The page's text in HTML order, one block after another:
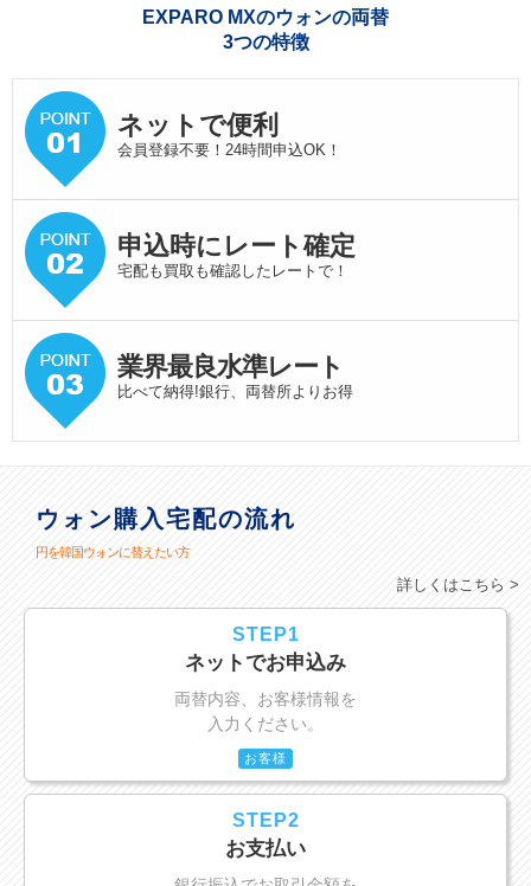
EXPARO MXのウォンの両替
3つの特徴
ネットで便利
会員登録不要！24時間申込OK！
申込時にレート確定
宅配も買取も確認したレートで！
業界最良水準レート
比べて納得!銀行、両替所よりお得
ウォン購入宅配の流れ
円を韓国ウォンに替えたい方
詳しくはこちら >
STEP1
ネットでお申込み
両替内容、お客様情報を
入力ください。
お客様
STEP2
お支払い